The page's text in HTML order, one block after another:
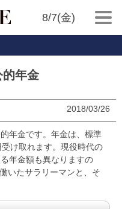
8/7(金)
的年金
2018/03/26
年金です。年金は、標準
け取れます。現役時代の
年金額も異なりますの
いたサラリーマンと、そ